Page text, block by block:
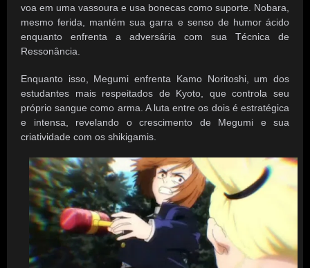
voa em uma vassoura e usa bonecas como suporte. Nobara,
mesmo ferida, mantém sua garra e senso de humor ácido
enquanto enfrenta a adversária com sua Técnica de
Ressonância.
Enquanto isso, Megumi enfrenta Kamo Noritoshi, um dos
estudantes mais respeitados de Kyoto, que controla seu
próprio sangue como arma. A luta entre os dois é estratégica
e intensa, revelando o crescimento de Megumi e sua
criatividade com os shikigamis.